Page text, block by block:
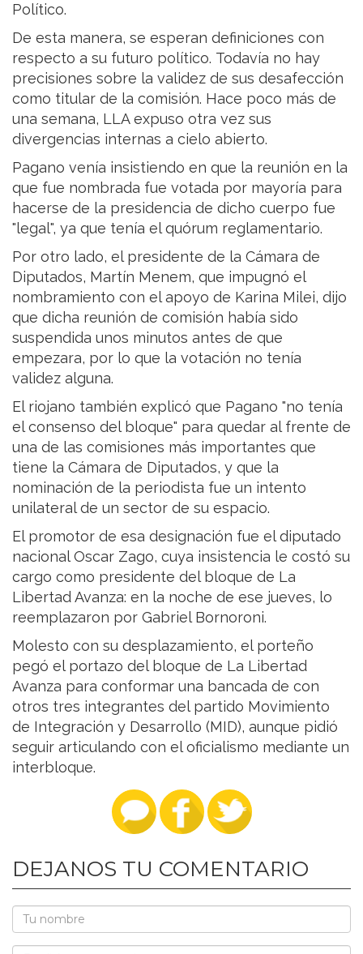
Político.
De esta manera, se esperan definiciones con
respecto a su futuro político. Todavía no hay
precisiones sobre la validez de sus desafección
como titular de la comisión. Hace poco más de
una semana, LLA expuso otra vez sus
divergencias internas a cielo abierto.
Pagano venía insistiendo en que la reunión en la
que fue nombrada fue votada por mayoría para
hacerse de la presidencia de dicho cuerpo fue
"legal", ya que tenía el quórum reglamentario.
Por otro lado, el presidente de la Cámara de
Diputados, Martín Menem, que impugnó el
nombramiento con el apoyo de Karina Milei, dijo
que dicha reunión de comisión había sido
suspendida unos minutos antes de que
empezara, por lo que la votación no tenía
validez alguna.
El riojano también explicó que Pagano "no tenía
el consenso del bloque" para quedar al frente de
una de las comisiones más importantes que
tiene la Cámara de Diputados, y que la
nominación de la periodista fue un intento
unilateral de un sector de su espacio.
El promotor de esa designación fue el diputado
nacional Oscar Zago, cuya insistencia le costó su
cargo como presidente del bloque de La
Libertad Avanza: en la noche de ese jueves, lo
reemplazaron por Gabriel Bornoroni.
Molesto con su desplazamiento, el porteño
pegó el portazo del bloque de La Libertad
Avanza para conformar una bancada de con
otros tres integrantes del partido Movimiento
de Integración y Desarrollo (MID), aunque pidió
seguir articulando con el oficialismo mediante un
interbloque.
DEJANOS TU COMENTARIO